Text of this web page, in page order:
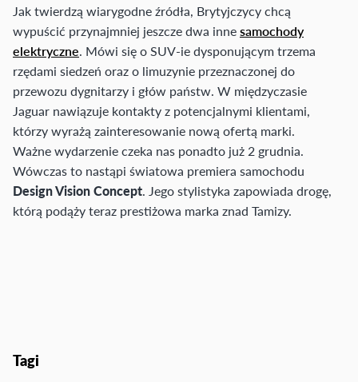
Jak twierdzą wiarygodne źródła, Brytyjczycy chcą
wypuścić przynajmniej jeszcze dwa innesamochody
elektryczne. Mówi się o SUV-ie dysponującym trzema
rzędami siedzeń oraz o limuzynie przeznaczonej do
przewozu dygnitarzy i głów państw. W międzyczasie
Jaguar nawiązuje kontakty z potencjalnymi klientami,
którzy wyrażą zainteresowanie nową ofertą marki.
Ważne wydarzenie czeka nas ponadto już 2 grudnia.
Wówczas to nastąpi światowa premiera samochodu
Design Vision Concept. Jego stylistyka zapowiada drogę,
którą podąży teraz prestiżowa marka znad Tamizy.
Tagi